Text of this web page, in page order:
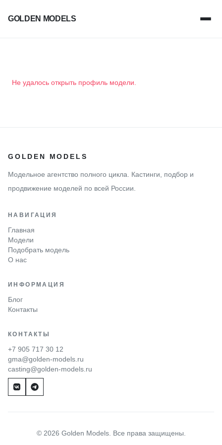
GOLDEN MODELS
Не удалось открыть профиль модели.
GOLDEN MODELS
Модельное агентство полного цикла. Кастинги, подбор и
продвижение моделей по всей России.
НАВИГАЦИЯ
Главная
Модели
Подобрать модель
О нас
ИНФОРМАЦИЯ
Блог
Контакты
КОНТАКТЫ
+7 905 717 30 12
gma@golden-models.ru
casting@golden-models.ru
© 2026 Golden Models. Все права защищены.